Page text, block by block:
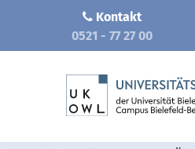
Kontakt
0521 - 77 27 00